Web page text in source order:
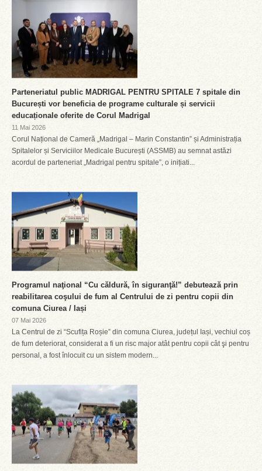
Parteneriatul public MADRIGAL PENTRU SPITALE 7 spitale din
București vor beneficia de programe culturale și servicii
educaționale oferite de Corul Madrigal
11 Mai 2026
Corul Național de Cameră „Madrigal – Marin Constantin” și Administrația
Spitalelor și Serviciilor Medicale București (ASSMB) au semnat astăzi
acordul de parteneriat „Madrigal pentru spitale”, o inițiati...
Programul naţional “Cu căldură, în siguranţă!” debutează prin
reabilitarea coşului de fum al Centrului de zi pentru copii din
comuna Ciurea / Iași
07 Mai 2026
La Centrul de zi “Scufița Roșie” din comuna Ciurea, județul Iași, vechiul coș
de fum deteriorat, considerat a fi un risc major atât pentru copii cât şi pentru
personal, a fost înlocuit cu un sistem modern...